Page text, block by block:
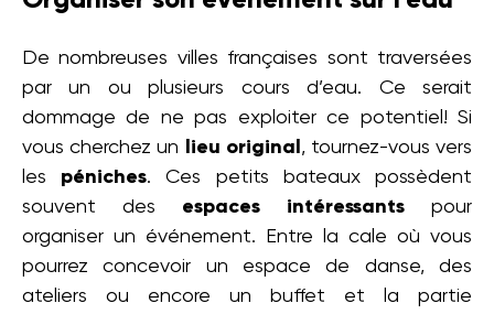
De nombreuses villes françaises sont traversées
par un ou plusieurs cours d’eau. Ce serait
dommage de ne pas exploiter ce potentiel! Si
vous cherchez un
lieu original , tournez-vous vers
les péniches. Ces petits bateaux possèdent
souvent des espaces intéressants pour
organiser un événement. Entre la cale où vous
pourrez concevoir un espace de danse, des
ateliers ou encore un buffet et la partie